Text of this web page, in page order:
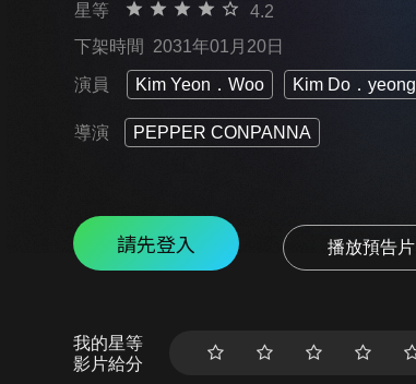
星等
4.2
下架時間 2031年01月20日
演員 Kim Yeon．Woo Kim Do．yeong
導演 PEPPER CONPANNA
請先登入 播放預告片
我的星等
影片給分